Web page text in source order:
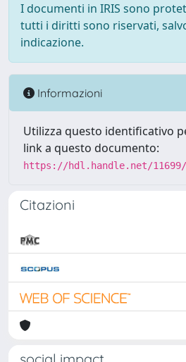
I documenti in IRIS sono
tutti i diritti sono riservati,
indicazione.
Informazioni
Utilizza questo identificativo
link a questo documento:
https://hdl.handle.net/11699/
Citazioni